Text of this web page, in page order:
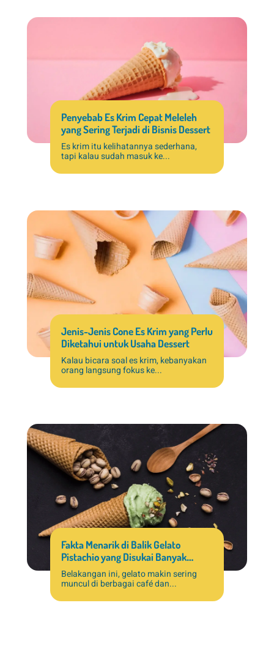
Penyebab Es Krim Cepat Meleleh
yang Sering Terjadi di Bisnis Dessert
Es krim itu kelihatannya sederhana,
tapi kalau sudah masuk ke...
Jenis-Jenis Cone Es Krim yang Perlu
Diketahui untuk Usaha Dessert
Kalau bicara soal es krim, kebanyakan
orang langsung fokus ke...
Fakta Menarik di Balik Gelato
Pistachio yang Disukai Banyak
Pelanggan
Belakangan ini, gelato makin sering
muncul di berbagai café dan...